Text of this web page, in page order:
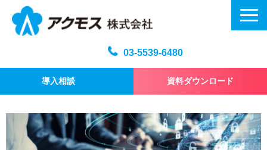
03-5539-6480
導入相談 資料ダウンロード
メール訓練トップ
機能・仕様